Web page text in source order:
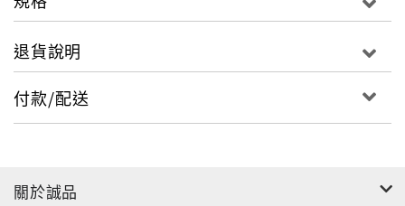
退貨說明
付款/配送
關於誠品